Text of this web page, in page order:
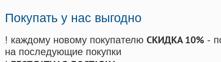
Покупать у нас выгодно
! каждому новому покупателю СКИДКА 10% -
на последующие покупки